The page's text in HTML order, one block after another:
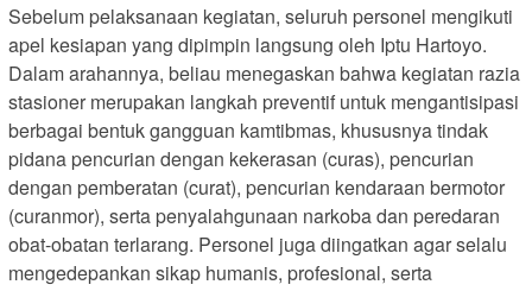
Sebelum pelaksanaan kegiatan, seluruh personel mengikuti
apel kesiapan yang dipimpin langsung oleh Iptu Hartoyo.
Dalam arahannya, beliau menegaskan bahwa kegiatan razia
stasioner merupakan langkah preventif untuk mengantisipasi
berbagai bentuk gangguan kamtibmas, khususnya tindak
pidana pencurian dengan kekerasan (curas), pencurian
dengan pemberatan (curat), pencurian kendaraan bermotor
(curanmor), serta penyalahgunaan narkoba dan peredaran
obat-obatan terlarang. Personel juga diingatkan agar selalu
mengedepankan sikap humanis, profesional, serta